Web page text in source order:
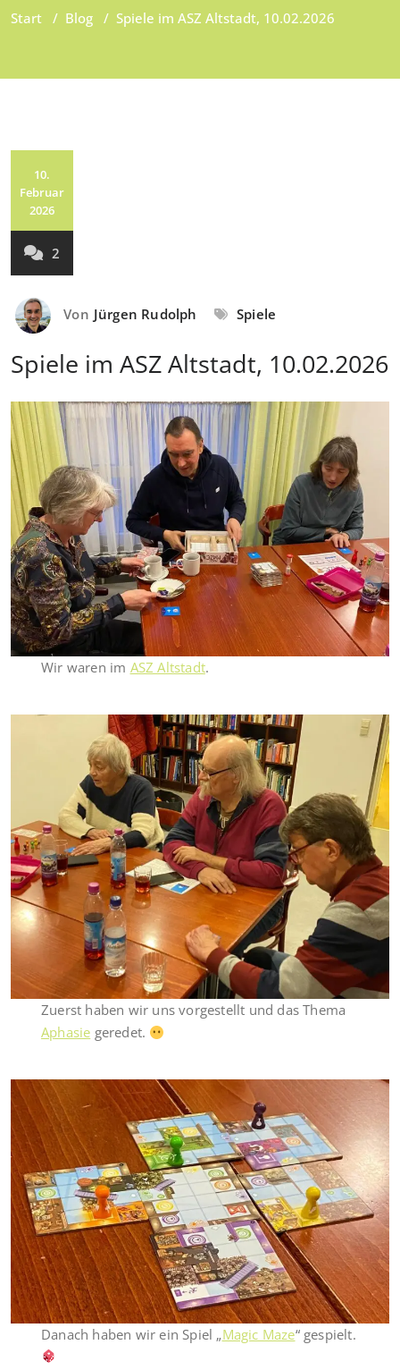
Start / Blog / Spiele im ASZ Altstadt, 10.02.2026
10.
Februar
2026
2
Von Jürgen Rudolph Spiele
Spiele im ASZ Altstadt, 10.02.2026
Wir waren im ASZ Altstadt.
Zuerst haben wir uns vorgestellt und das Thema
Aphasie geredet.
Danach haben wir ein Spiel „Magic Maze“ gespielt.